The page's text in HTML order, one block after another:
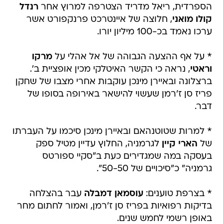
הספרדית, ריאל מדריד הצטרפה למרוץ אחררנדל
קולו מואני, חלוצה של איינטרכט פרנקפורט אשר
ערכו נאמד בכ-100 מיליון יורו.
* על אף ההצעה הגבוהה של אל אהלי עלמרקו
וראטי, נראה כי הקשר האיטלקי מכין אופציית ב'.
ברצלונה ובאיירן מינכן עוקבות אחרי מצבו של שחקן
פריז סן ז'רמן שעשוי להישאר באירופה בסופו של
דבר.
* למרות שטוטנהאם ובאיירן מינכן סיכמו על העברתו
של הארי קיין לגרמניה, החלוץ עדיין מטיל ספק
בעסקה במה שמגדירים כעת ב"סקיי ספורטס
גרמניה" כ"סיכויים של 50-50".
* בצרפת טוענים:עוסמאן דמבלה עבר בהצלחה
בדיקות רפואיות בפריז סן ז'רמן, ואמור לחתום מחר
באופן רשמי לחמש שנים.